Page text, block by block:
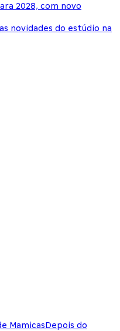
2028, com novo
novidades do estúdio na
MamicasDepois do